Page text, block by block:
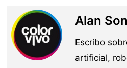
Alan
Escribo
artificial,